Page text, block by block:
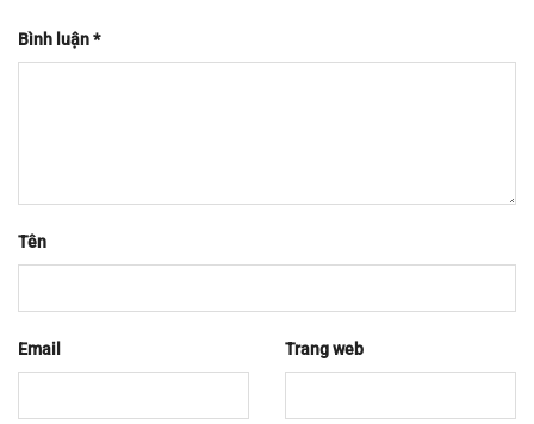
Bình luận*
Tên
Email Trang web